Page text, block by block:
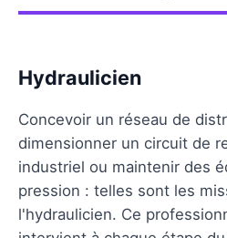
Hydraulicien
Concevoir un réseau de
dimensionner un circuit de
industriel ou maintenir des
pression : telles sont les
l'hydraulicien. Ce